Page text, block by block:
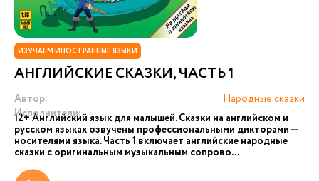
ИЗУЧАЕМ ИНОСТРАННЫЕ ЯЗЫКИ
АНГЛИЙСКИЕ СКАЗКИ, ЧАСТЬ 1
Автор:
Народные сказки
Исполнители:
12+ Английский язык для малышей. Сказки на английском и
русском языках озвучены профессиональными дикторами —
носителями языка. Часть 1 включает английские народные
сказки с оригинальным музыкальным сопрово...